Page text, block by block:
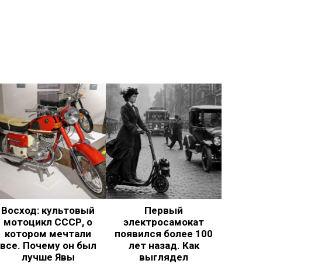
Восход: культовый
мотоцикл СССР, о
котором мечтали
все. Почему он был
лучше Явы
Первый
электросамокат
появился более 100
лет назад. Как
выглядел